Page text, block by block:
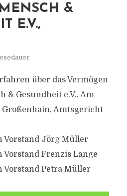
&
E.V.,
über das Vermögen
& Gesundheit e.V., Am
Großenhain, Amtsgericht
Vorstand Jörg Müller
Frenzis Lange
Petra Müller